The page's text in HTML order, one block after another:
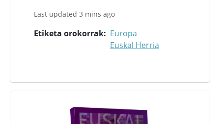
Last updated 3 mins ago
Etiketa orokorrak
Europa
Euskal Herria